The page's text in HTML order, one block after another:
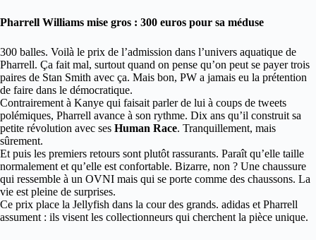
Pharrell Williams mise gros : 300 euros pour sa méduse
300 balles. Voilà le prix de l’admission dans l’univers aquatique de
Pharrell. Ça fait mal, surtout quand on pense qu’on peut se payer trois
paires de Stan Smith avec ça. Mais bon, PW a jamais eu la prétention
de faire dans le démocratique.
Contrairement à Kanye qui faisait parler de lui à coups de tweets
polémiques, Pharrell avance à son rythme. Dix ans qu’il construit sa
petite révolution avec ses Human Race. Tranquillement, mais
sûrement.
Et puis les premiers retours sont plutôt rassurants. Paraît qu’elle taille
normalement et qu’elle est confortable. Bizarre, non ? Une chaussure
qui ressemble à un OVNI mais qui se porte comme des chaussons. La
vie est pleine de surprises.
Ce prix place la Jellyfish dans la cour des grands. adidas et Pharrell
assument : ils visent les collectionneurs qui cherchent la pièce unique.